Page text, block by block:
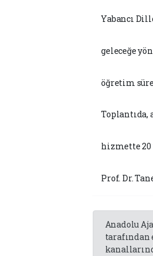
Yabancı
geleceğe
öğretim
hizmette 20
Prof. Dr.
Anadolu